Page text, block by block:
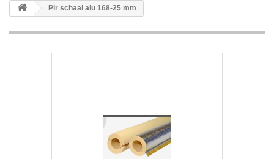
Pir schaal alu 168-25 mm